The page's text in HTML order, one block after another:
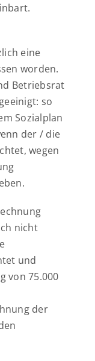
eine
worden.
Betriebsrat
so
Sozialplan
der / die
wegen
nicht
und
von 75.000
der